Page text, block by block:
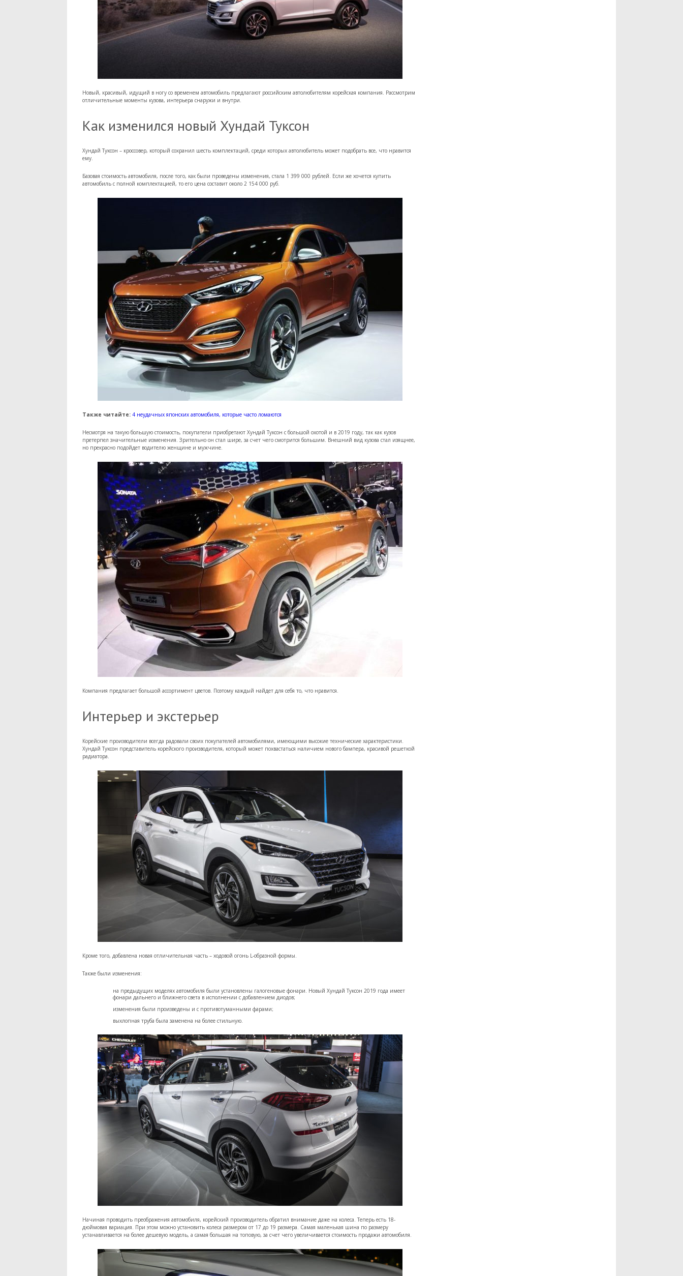
Новый, красивый, идущий в ногу со временем автомобиль предлагают российским автолюбителям корейская компания. Рассмотрим
отличительные моменты кузова, интерьера снаружи и внутри.
Как изменился новый Хундай Туксон
Хундай Туксон – кроссовер, который сохранил шесть комплектаций, среди которых автолюбитель может подобрать все, что нравится
ему.
Базовая стоимость автомобиля, после того, как были проведены изменения, стала 1 399 000 рублей. Если же хочется купить
автомобиль с полной комплектацией, то его цена составит около 2 154 000 руб.
Также читайте: 4 неудачных японских автомобиля, которые часто ломаются
Несмотря на такую большую стоимость, покупатели приобретают Хундай Туксон с большой охотой и в 2019 году, так как кузов
претерпел значительные изменения. Зрительно он стал шире, за счет чего смотрится большим. Внешний вид кузова стал изящнее,
но прекрасно подойдет водителю женщине и мужчине.
Компания предлагает большой ассортимент цветов. Поэтому каждый найдет для себя то, что нравится.
Интерьер и экстерьер
Корейские производители всегда радовали своих покупателей автомобилями, имеющими высокие технические характеристики.
Хундай Туксон представитель корейского производителя, который может похвастаться наличием нового бампера, красивой решеткой
радиатора.
Кроме того, добавлена новая отличительная часть – ходовой огонь L-образной формы.
Также были изменения:
на предыдущих моделях автомобиля были установлены галогеновые фонари. Новый Хундай Туксон 2019 года имеет
фонари дальнего и ближнего света в исполнении с добавлением диодов;
изменения были произведены и с противотуманными фарами;
выхлопная труба была заменена на более стильную.
Начиная проводить преображения автомобиля, корейский производитель обратил внимание даже на колеса. Теперь есть 18-
дюймовая вариация. При этом можно установить колеса размером от 17 до 19 размера. Самая маленькая шина по размеру
устанавливается на более дешевую модель, а самая большая на топовую, за счет чего увеличивается стоимость продажи автомобиля.